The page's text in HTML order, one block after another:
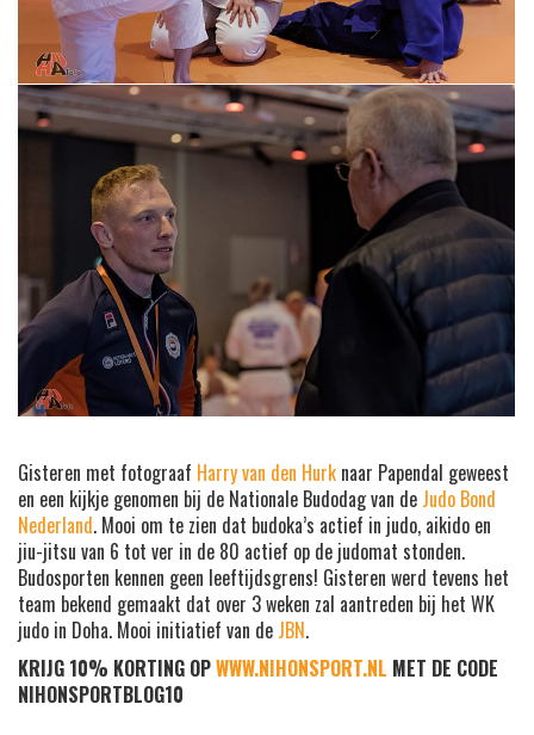
Gisteren met fotograaf Harry van den Hurk naar Papendal geweest
en een kijkje genomen bij de Nationale Budodag van de Judo Bond
Nederland. Mooi om te zien dat budoka’s actief in judo, aikido en
jiu-jitsu van 6 tot ver in de 80 actief op de judomat stonden.
Budosporten kennen geen leeftijdsgrens! Gisteren werd tevens het
team bekend gemaakt dat over 3 weken zal aantreden bij het WK
judo in Doha. Mooi initiatief van de JBN.
KRIJG 10% KORTING OPWWW.NIHONSPORT.NL MET DE CODE
NIHONSPORTBLOG10